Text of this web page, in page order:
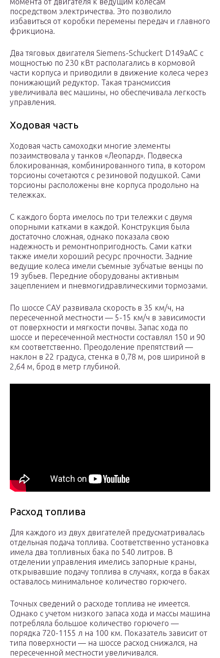
посредством электричества. Это позволило
избавиться от коробки перемены передач и главного
фрикциона.
Два тяговых двигателя Siemens-Schuckert D149aAC с
мощностью по 230 кВт располагались в кормовой
части корпуса и приводили в движение колеса через
понижающий редуктор. Такая трансмиссия
увеличивала вес машины, но обеспечивала легкость
управления.
Ходовая часть
Ходовая часть самоходки многие элементы
позаимствовала у танков «Леопард». Подвеска
блокированная, комбинированного типа, в котором
торсионы сочетаются с резиновой подушкой. Сами
торсионы расположены вне корпуса продольно на
тележках.
С каждого борта имелось по три тележки с двумя
опорными катками в каждой. Конструкция была
достаточно сложная, однако показала свою
надежность и ремонтнопригодность. Сами катки
также имели хороший ресурс прочности. Задние
ведущие колеса имели съемные зубчатые венцы по
19 зубьев. Передние оборудованы активным
зацеплением и пневмогидравлическими тормозами.
По шоссе САУ развивала скорость в 35 км/ч, на
пересеченной местности — 5-15 км/ч в зависимости
от поверхности и мягкости почвы. Запас хода по
шоссе и пересеченной местности составлял 150 и 90
км соответственно. Преодоление препятствий —
наклон в 22 градуса, стенка в 0,78 м, ров шириной в
2,64 м, брод в метр глубиной.
Расход топлива
Для каждого из двух двигателей предусматривалась
отдельная подача топлива. Соответственно установка
имела два топливных бака по 540 литров. В
отделении управления имелись запорные краны,
открывавшие подачу топлива в случаях, когда в баках
оставалось минимальное количество горючего.
Точных сведений о расходе топлива не имеется.
Однако с учетом низкого запаса хода и массы машина
потребляла большое количество горючего —
порядка 720-1155 л на 100 км. Показатель зависит от
типа поверхности — на шоссе расход снижался, на
пересеченной местности увеличивался.